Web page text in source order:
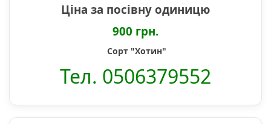
Ціна за посівну одиницю
900 грн.
Сорт "Хотин"
Тел. 0506379552